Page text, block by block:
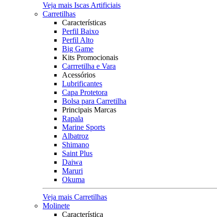
Veja mais Iscas Artificiais
Carretilhas
Características
Perfil Baixo
Perfil Alto
Big Game
Kits Promocionais
Carrretilha e Vara
Acessórios
Lubrificantes
Capa Protetora
Bolsa para Carretilha
Principais Marcas
Rapala
Marine Sports
Albatroz
Shimano
Saint Plus
Daiwa
Maruri
Okuma
Veja mais Carretilhas
Molinete
Característica